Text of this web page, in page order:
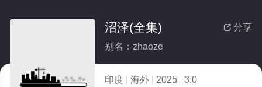
 分享
沼泽(全集)
别名：zhaoze
印度 海外 2025
3.0